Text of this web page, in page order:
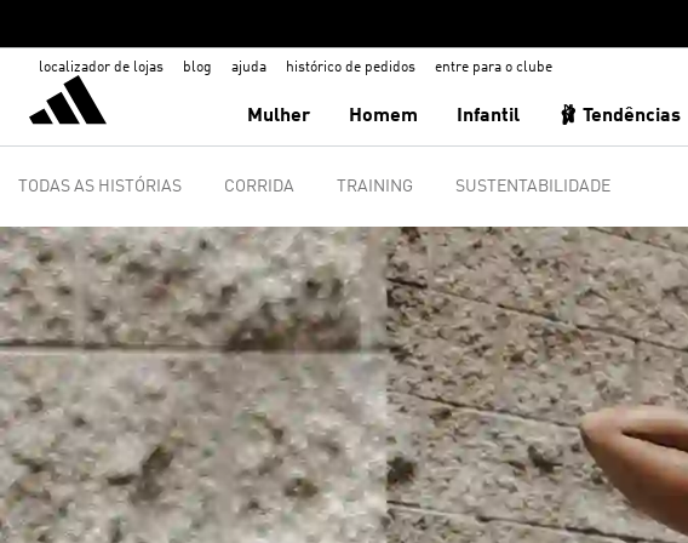
localizador de lojas blog ajuda histórico de pedidos entre para o clube
Mulher Homem Infantil 🩰 Tendências
TODAS AS HISTÓRIAS CORRIDA TRAINING SUSTENTABILIDADE